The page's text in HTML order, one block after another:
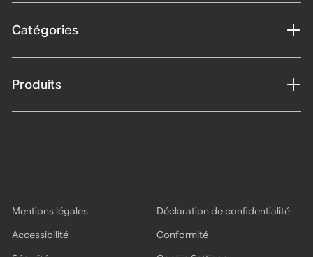
Catégories
Produits
Mentions légales
Déclaration de confidentialité
Accessibilité
Conformité